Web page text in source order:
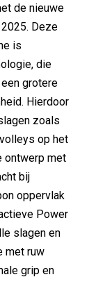
de nieuwe
Deze
is
die
grotere
Hierdoor
zoals
op het
ontwerp met
bij
oppervlak
Power
slagen en
met ruw
grip en